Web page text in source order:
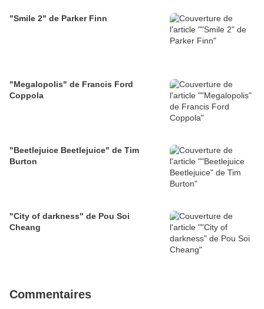
"Smile 2" de Parker Finn
"Megalopolis" de Francis Ford
Coppola
"Beetlejuice Beetlejuice" de Tim
Burton
"City of darkness" de Pou Soi
Cheang
Commentaires